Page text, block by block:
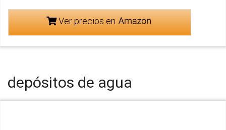
Ver precios en
depósitos de agua